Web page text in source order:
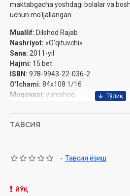
maktabgacha yoshdagi bolalar va
uchun mo'ljallangan.
Muallif: Dilshod Rajab
Nashriyot: «O‘qituvchi»
Sanа: 2011-yil
Hajmi: 15 bet
ISBN: 978-9943-22-036-2
O‘lchami: 84x108 1/16
Muqovasi: yumshoq
ТАВСИЯ
- Тавсия ёзиш
ЙЎҚ